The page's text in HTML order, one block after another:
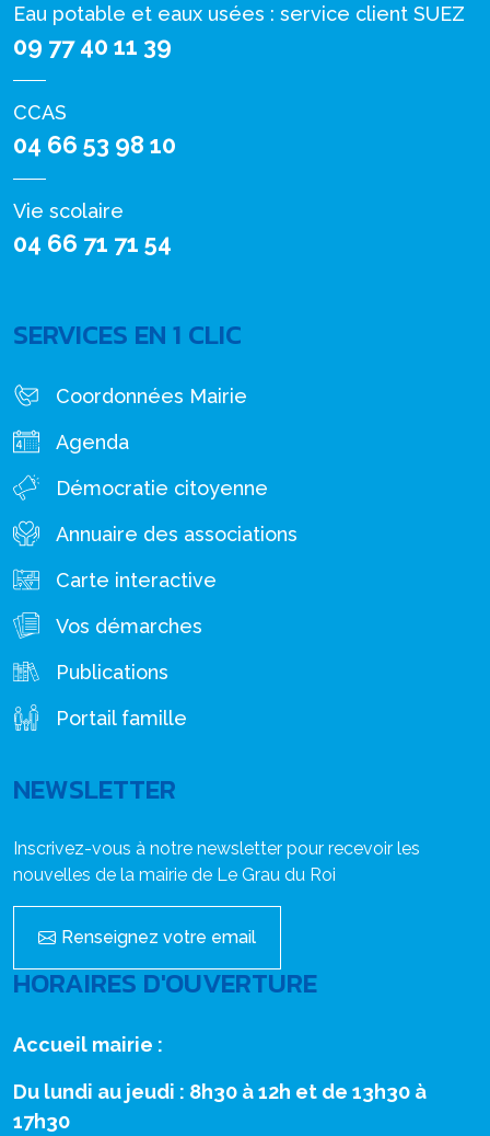
Eau potable et eaux usées : service client SUEZ
09 77 40 11 39
CCAS
04 66 53 98 10
Vie scolaire
04 66 71 71 54
SERVICES EN 1 CLIC
Coordonnées Mairie
Agenda
Démocratie citoyenne
Annuaire des associations
Carte interactive
Vos démarches
Publications
Portail famille
NEWSLETTER
Inscrivez-vous à notre newsletter pour recevoir les
nouvelles de la mairie de Le Grau du Roi
Renseignez votre email
HORAIRES D'OUVERTURE
Accueil mairie :
Du lundi au jeudi : 8h30 à 12h et de 13h30 à
17h30